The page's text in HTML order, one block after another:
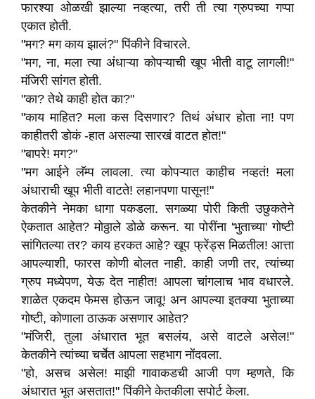
फारश्या ओळखी झाल्या नव्हत्या, तरी ती त्या ग्रुपच्या गप्पा
एकात होती.
"मग? मग काय झालं?" पिंकीने विचारले.
"मग, ना, मला त्या अंधाऱ्या कोपऱ्याची खूप भीती वाटू लागली!"
मंजिरी सांगत होती.
"का? तेथे काही होत का?"
"काय माहित? मला कस दिसणार? तिथं अंधार होता ना! पण
काहीतरी डोकं -हात असल्या सारखं वाटत होत!"
"बापरे! मग?"
"मग आईने लॅम्प लावला. त्या कोपऱ्यात काहीच नव्हतं! मला
अंधाराची खूप भीती वाटते! लहानपणा पासून!"
केतकीने नेमका धागा पकडला. सगळ्या पोरी किती उछुकतेने
ऐकतात आहेत? मोठ्ठाले डोळे करून. या पोरींना 'भुताच्या' गोष्टी
सांगितल्या तर? काय हरकत आहे? खूप फ्रेंड्स मिळतील! आत्ता
आपल्याशी, फारस कोणी बोलत नाही. काही जणी तर, त्यांच्या
ग्रुप मध्येपण, येऊ देत नाहीत! आपला चांगलाच भाव वधारले.
शाळेत एकदम फेमस होऊन जावू! अन आपल्या इतक्या भुताच्या
गोष्टी, कोणाला ठाऊक असणार आहेत?
"मंजिरी, तुला अंधारात भूत बसलंय, असे वाटले असेल!"
केतकीने त्यांच्या चर्चेत आपला सहभाग नोंदवला.
"हो, असच असेल! माझी गावाकडची आजी पण म्हणते, कि
अंधारात भूत असतात!" पिंकीने केतकीला सपोर्ट केला.